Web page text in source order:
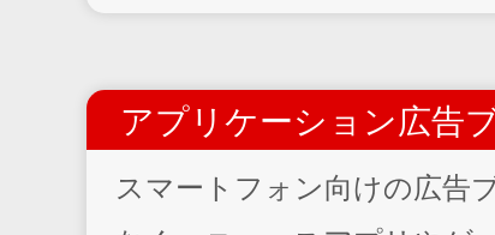
アプリケーション広告
スマートフォン向けの広告